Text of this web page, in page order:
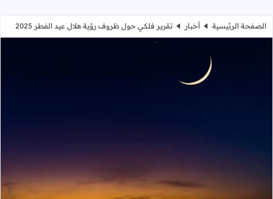
الصفحة الرئيسية أخبار تقرير فلكي حول ظروف رؤية هلال عيد الفطر 2025